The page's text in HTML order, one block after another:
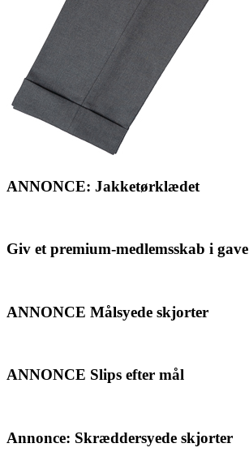
ANNONCE: Jakketørklædet
Giv et premium-medlemsskab i gave
ANNONCE Målsyede skjorter
ANNONCE Slips efter mål
Annonce: Skræddersyede skjorter